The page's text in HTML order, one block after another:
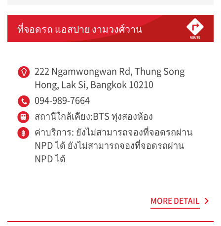
ที่จอดรถ แอสปาย งามวงศ์วาน
222 Ngamwongwan Rd, Thung Song
Hong, Lak Si, Bangkok 10210
094-989-7664
สถานีใกล้เคียง:BTS ทุ่งสองห้อง
ค่าบริการ: ยังไม่สามารถจองที่จอดรถผ่าน
NPD ได้ ยังไม่สามารถจองที่จอดรถผ่าน
NPD ได้
MORE DETAIL